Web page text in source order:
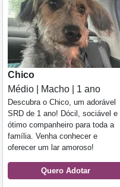
Chico
Médio | Macho | 1 ano
Descubra o Chico, um adorável
SRD de 1 ano! Dócil, sociável e
ótimo companheiro para toda a
família. Venha conhecer e
oferecer um lar amoroso!
Quero Adotar